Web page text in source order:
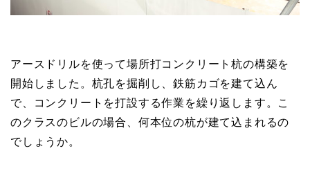
アースドリルを使って場所打コンクリート杭の構築を
開始しました。杭孔を掘削し、鉄筋カゴを建て込ん
で、コンクリートを打設する作業を繰り返します。こ
のクラスのビルの場合、何本位の杭が建て込まれるの
でしょうか。